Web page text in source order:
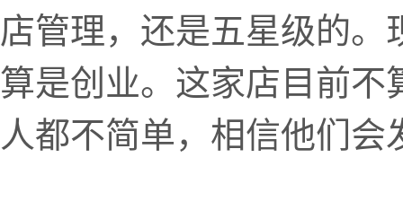
店管理，还是五星级的
算是创业。这家店目前不
人都不简单，相信他们会